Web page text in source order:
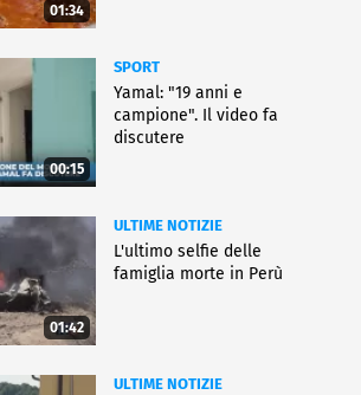
01:34
00:15
SPORT
Yamal: "19 anni e
campione". Il video fa
discutere
01:42
ULTIME NOTIZIE
L'ultimo selfie delle
famiglia morte in Perù
ULTIME NOTIZIE